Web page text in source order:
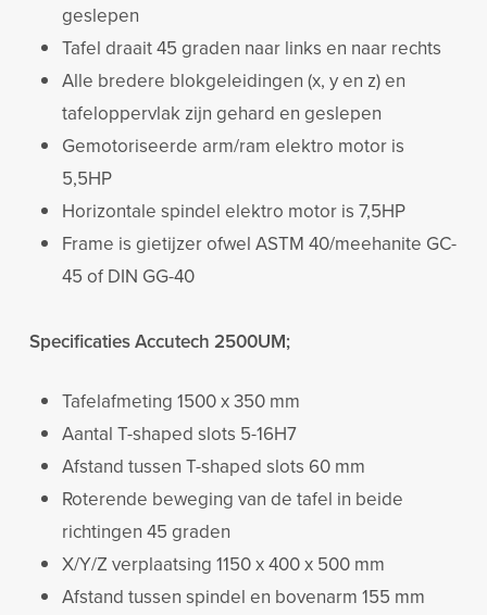
geslepen
Tafel draait 45 graden naar links en naar rechts
Alle bredere blokgeleidingen (x, y en z) en
tafeloppervlak zijn gehard en geslepen
Gemotoriseerde arm/ram elektro motor is
5,5HP
Horizontale spindel elektro motor is 7,5HP
Frame is gietijzer ofwel ASTM 40/meehanite GC-
45 of DIN GG-40
Specificaties Accutech 2500UM;
Tafelafmeting 1500 x 350 mm
Aantal T-shaped slots 5-16H7
Afstand tussen T-shaped slots 60 mm
Roterende beweging van de tafel in beide
richtingen 45 graden
X/Y/Z verplaatsing 1150 x 400 x 500 mm
Afstand tussen spindel en bovenarm 155 mm